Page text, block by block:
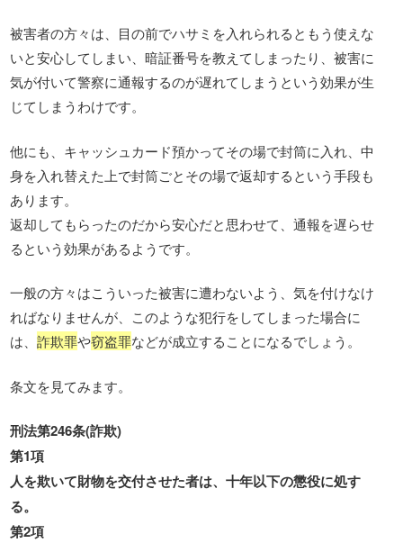
被害者の方々は、目の前でハサミを入れられるともう使えな
いと安心してしまい、暗証番号を教えてしまったり、被害に
気が付いて警察に通報するのが遅れてしまうという効果が生
じてしまうわけです。
他にも、キャッシュカード預かってその場で封筒に入れ、中
身を入れ替えた上で封筒ごとその場で返却するという手段も
あります。
返却してもらったのだから安心だと思わせて、通報を遅らせ
るという効果があるようです。
一般の方々はこういった被害に遭わないよう、気を付けなけ
ればなりませんが、このような犯行をしてしまった場合に
は、詐欺罪や窃盗罪などが成立することになるでしょう。
条文を見てみます。
刑法第246条(詐欺)
第1項
人を欺いて財物を交付させた者は、十年以下の懲役に処す
る。
第2項